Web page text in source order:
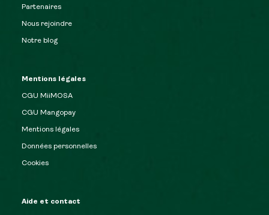
Partenaires
Nous rejoindre
Notre blog
Mentions légales
CGU MiiMOSA
CGU Mangopay
Mentions légales
Données personnelles
Cookies
Aide et contact